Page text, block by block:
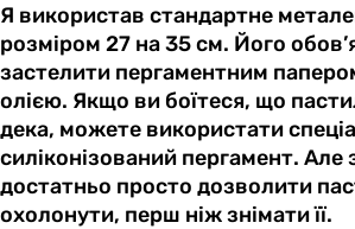
Я використав стандартне
розміром 27 на 35 см. Його
застелити пергаментним
олією. Якщо ви боїтеся, що
дека, можете використати
силіконізований пергамент. Але
достатньо просто дозволити
охолонути, перш ніж знімати її.